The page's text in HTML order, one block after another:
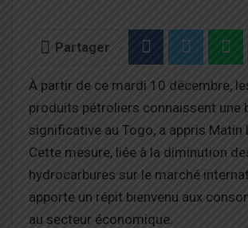
Partager
À partir de ce mardi 10 décembre,
produits pétroliers connaissent une
significative au Togo, a appris Matin
Cette mesure, liée à la diminution
hydrocarbures sur le marché
apporte un répit bienvenu aux
au secteur économique.